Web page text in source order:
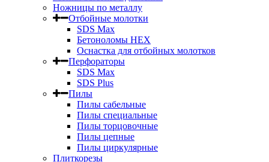
Ножницы по металлу
Отбойные молотки
SDS Max
Бетоноломы HEX
Оснастка для отбойных молотков
Перфораторы
SDS Max
SDS Plus
Пилы
Пилы сабельные
Пилы специальные
Пилы торцовочные
Пилы цепные
Пилы циркулярные
Плиткорезы